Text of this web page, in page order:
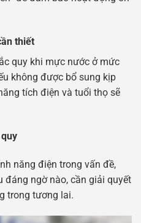
thiết
quy khi mực nước ở mức
không được bổ sung kịp
tích điện và tuổi thọ sẽ
năng điện trong vấn đề,
đáng ngờ nào, cần giải quyết
trong tương lai.